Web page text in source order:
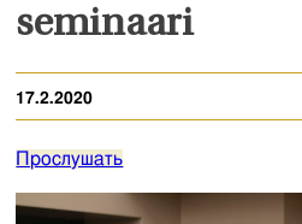
Контактная информация
seminaari
17.2.2020
Прослушать